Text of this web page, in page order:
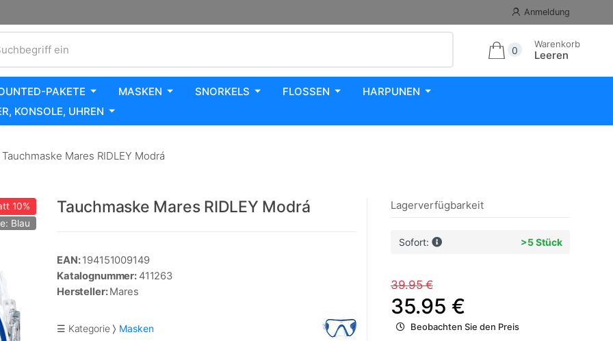
Anmeldung
ein
0
Warenkorb
Leeren
PAKETE MASKEN SNORKELS FLOSSEN
HARPUNEN
KONSOLE, UHREN
Tauchmaske Mares RIDLEY Modrá
10%
Blau
Tauchmaske Mares RIDLEY Modrá
EAN:194151009149
Katalognummer: 411263
Hersteller:Mares
☰ Kategorie Masken
Lagerverfügbarkeit
Sofort: >5 Stück
39.95 €
35.95 €
Beobachten Sie den Preis